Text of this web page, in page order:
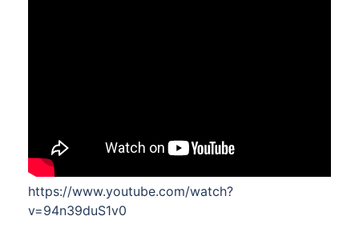
https://www.youtube.com/watch?
v=94n39duS1v0